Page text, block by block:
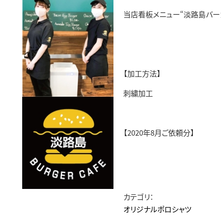
当店看板メニュー“淡路島バ
【加工方法】
刺繍加工
【2020年8月ご依頼分】
カテゴリ：
オリジナルポロシャツ